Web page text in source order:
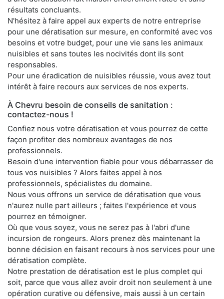
résultats concluants.
N'hésitez à faire appel aux experts de notre entreprise
pour une dératisation sur mesure, en conformité avec vos
besoins et votre budget, pour une vie sans les animaux
nuisibles et sans toutes les nocivités dont ils sont
responsables.
Pour une éradication de nuisibles réussie, vous avez tout
intérêt à faire recours aux services de nos experts.
À Chevru besoin de conseils de sanitation :
contactez-nous !
Confiez nous votre dératisation et vous pourrez de cette
façon profiter des nombreux avantages de nos
professionnels.
Besoin d'une intervention fiable pour vous débarrasser de
tous vos nuisibles ? Alors faites appel à nos
professionnels, spécialistes du domaine.
Nous vous offrons un service de dératisation que vous
n'aurez nulle part ailleurs ; faites l'expérience et vous
pourrez en témoigner.
Où que vous soyez, vous ne serez pas à l'abri d'une
incursion de rongeurs. Alors prenez dès maintenant la
bonne décision en faisant recours à nos services pour une
dératisation complète.
Notre prestation de dératisation est le plus complet qui
soit, parce que vous allez avoir droit non seulement à une
opération curative ou défensive, mais aussi à un certain